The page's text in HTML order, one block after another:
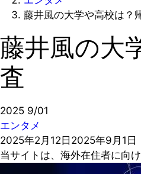
藤井風の大学や高校は？
藤井風の大
査
2025 9/01
エンタメ
2025年2月12日 2025年9月1日
当サイトは、海外在住者に向